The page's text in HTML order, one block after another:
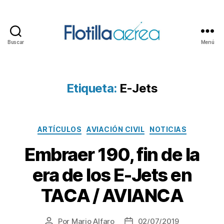
Buscar Menú
Etiqueta: E-Jets
Categorías
ARTÍCULOS AVIACIÓN CIVIL NOTICIAS
Embraer 190, fin de la
era de los E-Jets en
TACA / AVIANCA
Autor
Por Mario Alfaro
Fecha02/07/2019